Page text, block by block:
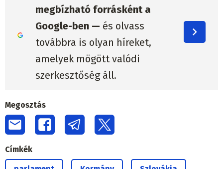
megbízható forrásként a
Google-ben — és olvass
továbbra is olyan híreket,
amelyek mögött valódi
szerkesztőség áll.
Megosztás
Címkék